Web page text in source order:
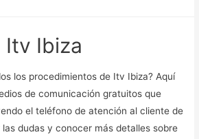
Itv Ibiza
los procedimientos de Itv Ibiza? Aquí
de comunicación gratuitos que
el teléfono de atención al cliente de
dudas y conocer más detalles sobre